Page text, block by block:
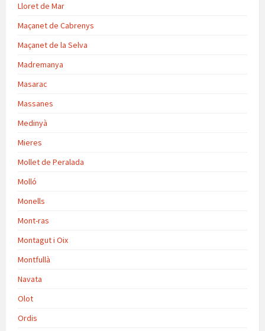
Lloret de Mar
Maçanet de Cabrenys
Maçanet de la Selva
Madremanya
Masarac
Massanes
Medinyà
Mieres
Mollet de Peralada
Molló
Monells
Mont-ras
Montagut i Oix
Montfullà
Navata
Olot
Ordis